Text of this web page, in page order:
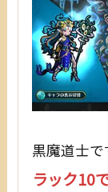
黒魔道士で
ラック10